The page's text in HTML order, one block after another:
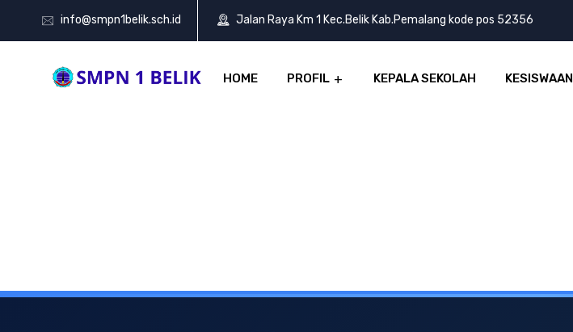
info@smpn1belik.sch.id Jalan Raya Km 1 Kec.Belik Kab.Pemalang kode pos 52356
HOME PROFIL KEPALA SEKOLAH KESISWAAN